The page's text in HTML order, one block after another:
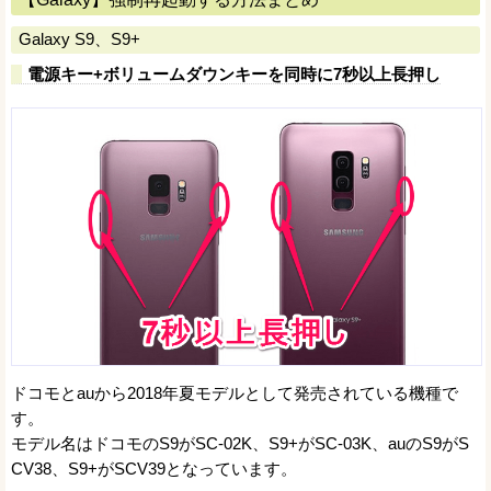
Galaxy S9、S9+
電源キー+ボリュームダウンキーを同時に7秒以上長押し
ドコモとauから2018年夏モデルとして発売されている機種で
す。
モデル名はドコモのS9がSC-02K、S9+がSC-03K、auのS9がS
CV38、S9+がSCV39となっています。